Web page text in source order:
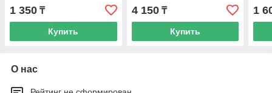
1 350 ₸
Купить
4 150₸
Купить
1
О нас